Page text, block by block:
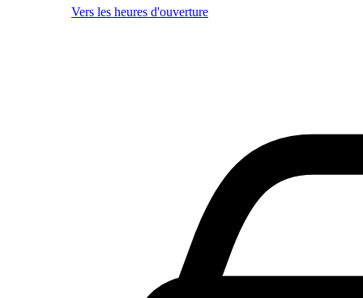
Vers les heures d'ouverture